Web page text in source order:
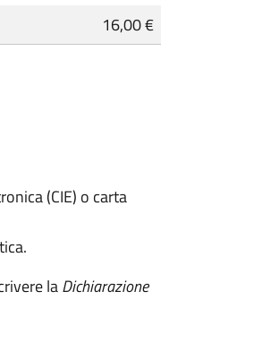
16,00 €
(CIE) o carta
laDichiarazione